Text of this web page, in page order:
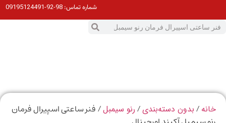
شماره تماس:98-92-09195124491
/بدون دسته‌بندی/رنو سیمبل/ فنر ساعتی اسپیرال فرمان